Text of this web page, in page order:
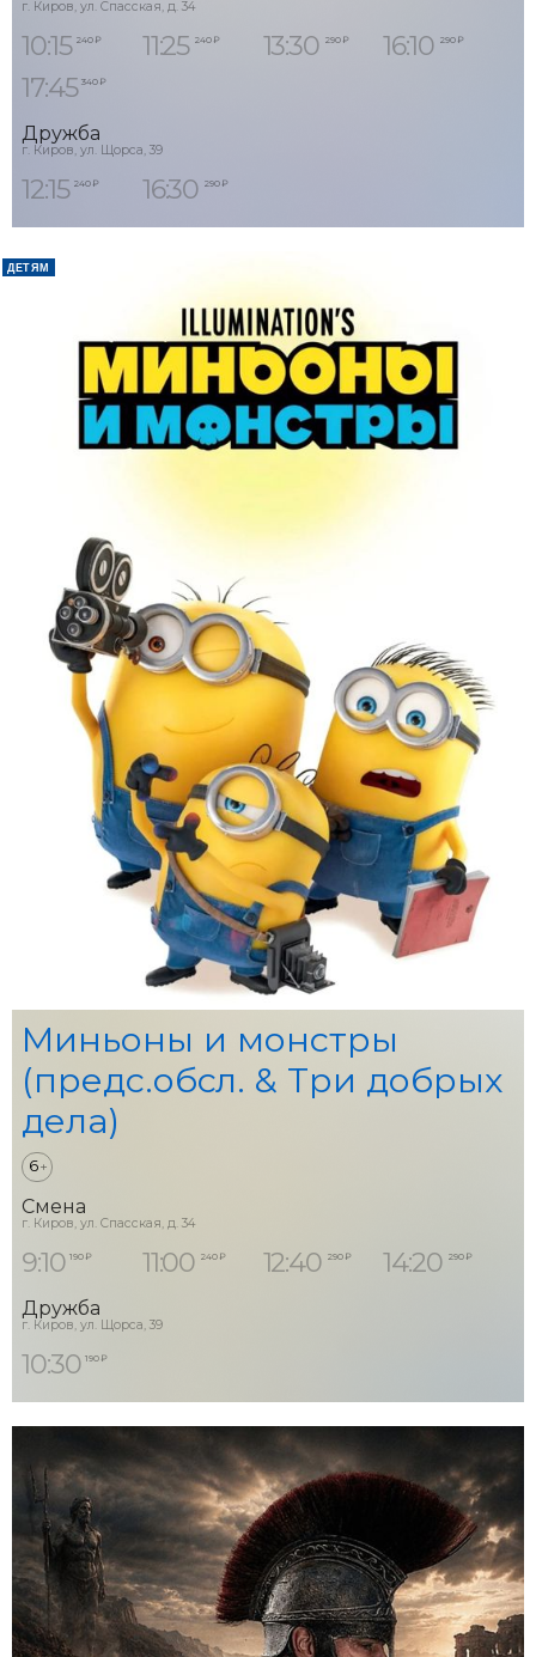
г. Киров, ул. Спасская, д. 34
10:15 240 ₽ 11:25 240 ₽ 13:30 290 ₽ 16:10 290 ₽
17:45 340 ₽
Дружба
г. Киров, ул. Щорса, 39
12:15 240 ₽ 16:30 290 ₽
ДЕТЯМ
Миньоны и монстры
(предс.обсл. & Три добрых
дела)
6+
Смена
г. Киров, ул. Спасская, д. 34
9:10 190 ₽ 11:00 240 ₽ 12:40 290 ₽ 14:20 290 ₽
Дружба
г. Киров, ул. Щорса, 39
10:30 190 ₽